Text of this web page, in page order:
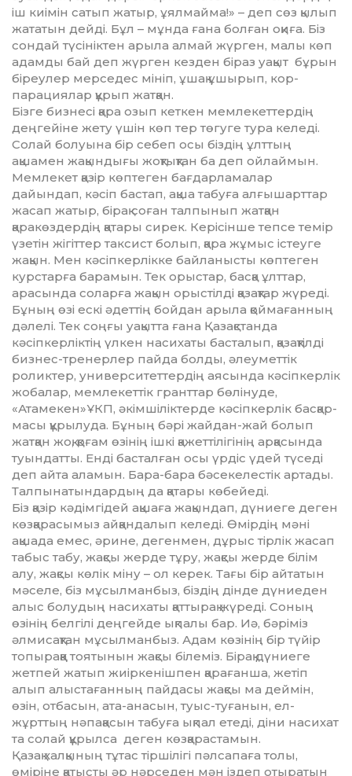
іш киімін сатып жа­тыр, ұялмайма!» – деп сөз қы­лып
жататын дейді. Бұл – мұнда ға­на болған оқиға. Біз
сондай тү­сініктен арыла алмай жүрген, ма­­­лы көп
адамды бай деп жүрген кез­ден біраз уақыт бұрын
біреу­лер мер­седес мініп, ұшақ ұшы­рып, кор­
парациялар құрып жатқан.
Бізге бизнесі қара озып кеткен мемлекеттердің
деңгейіне же­ту үшін көп тер төгуге тура ке­ле­ді.
Солай болуына бір себеп осы біздің ұлттың
ақшамен жа­қын­дығы жоқтықтан ба деп ойлаймын.
Мемлекет қазір көптеген бағдарламалар
дайындап, кәсіп бастап, ақша табуға алғышарттар
жасап жатыр, бірақ соған талпынып жатқан
қаракөздердің қа­тары сирек. Керісінше тепсе те­мір
үзетін жігіттер таксист болып, қара жұмыс істеуге
жақын. Мен кә­сіпкерлікке байланысты көп­те­ген
курстарға барамын. Тек орыс­тар, басқа ұлттар,
арасында со­ларға жақын орыстілді қа­зақ­тар жүреді.
Бұның өзі ескі әдеттің бой­дан арыла қоймағанның
дә­ле­лі. Тек соңғы уақытта ғана Қа­зақ­станда
кәсіпкерліктің үлкен на­сихаты басталып, қазақтілді
биз­нес-тренерлер пайда болды, әлеу­меттік
роликтер, уни­вер­си­теттердің аясында кәсіпкерлік
жо­балар, мемлекеттік гранттар бө­лінуде,
«Атамекен»ҰКП, әкім­шіліктерде кәсіпкерлік басқар­
ма­сы құрылуда. Бұның бәрі жай­дан-жай болып
жатқан жоқ, қо­ғам өзінің ішкі қажеттілігінің ар­қасында
туындатты. Енді бас­талған осы үрдіс үдей түседі
деп ай­та аламын. Бара-бара бә­се­ке­лестік артады.
Тал­пынатын­дар­дың да қатары көбейеді.
Біз қазір кәдімгідей ақшаға жа­қындап, дүниеге деген
көз­қа­расымыз айқандалып келеді. Өмір­дің мәні
ақшада емес, әрине, де­генмен, дұрыс тірлік жасап
та­быс табу, жақсы жерде тұру, жақ­сы жерде білім
алу, жақсы көлік міну – ол керек. Тағы бір айтатын
мә­селе, біз мұсылманбыз, біздің дін­де дүниеден
алыс болудың на­сихаты қаттырақ жүреді. Со­ның
өзінің белгілі деңгейде ық­палы бар. Иә, бәріміз
әлмисақтан мұ­сылманбыз. Адам көзінің бір түйір
топыраққа тоятынын жақ­сы білеміз. Бірақ дүниеге
жетпей жа­тып жиіркенішпен қарағанша, жетіп
алып алыстағанның пайдасы жақсы ма деймін,
өзін, от­ба­­сын, ата-анасын, туыс-туға­нын, ел-
жұрттың нәпақасын та­буға ықпал етеді, діни насихат
та солай құрылса деген көз­қарас­тамын.
Қазақ халқының тұтас тір­ші­лі­гі пәлсапаға толы,
өміріне қа­тыс­ты әр нәрседен мән іздеп оты­ратын